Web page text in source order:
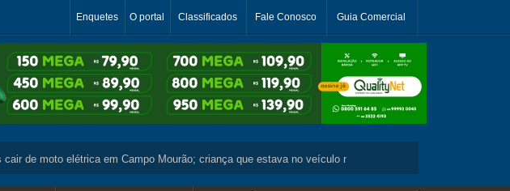
Enquetes O portal Classificados Fale Conosco Guia Comercial
moto elétrica em Campo Mourão; criança que estava no veículo não se machuca ...